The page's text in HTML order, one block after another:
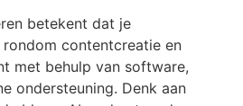
betekent dat je
contentcreatie en
met behulp van software,
ondersteuning. Denk aan